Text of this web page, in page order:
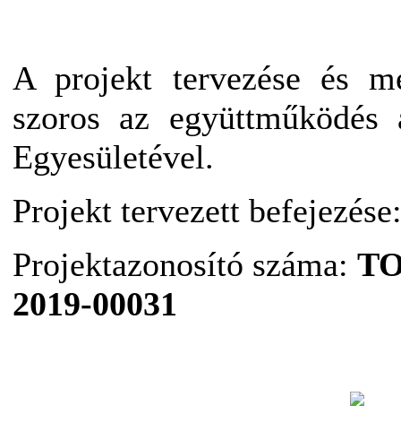
A projekt tervezése és
szoros az
Egyesületével.
Projekt tervezett
Projektazonosító száma:
2019-00031